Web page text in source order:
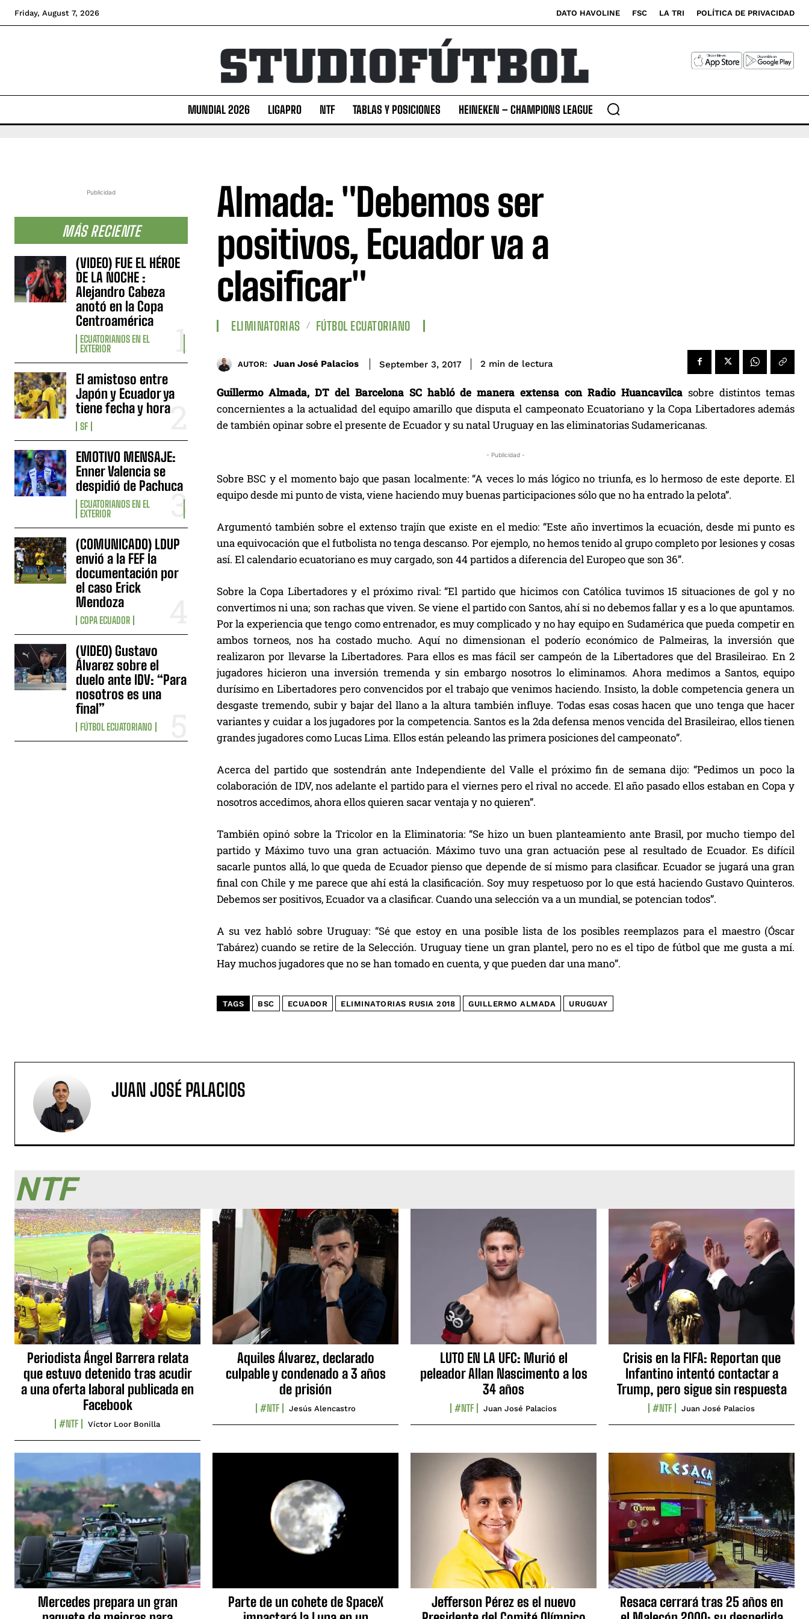
Friday, August 7, 2026 DATO HAVOLINE FSC LA TRI POLÍTICA DE PRIVACIDAD
MUNDIAL 2026 LIGAPRO NTF TABLAS Y POSICIONES HEINEKEN – CHAMPIONS LEAGUE
Publicidad
MÁS RECIENTE
(VIDEO) FUE EL HÉROE
DE LA NOCHE :
Alejandro Cabeza
anotó en la Copa
Centroamérica
ECUATORIANOS EN EL
EXTERIOR
El amistoso entre
Japón y Ecuador ya
tiene fecha y hora
SF
EMOTIVO MENSAJE:
Enner Valencia se
despidió de Pachuca
ECUATORIANOS EN EL
EXTERIOR
(COMUNICADO) LDUP
envió a la FEF la
documentación por
el caso Erick
Mendoza
COPA ECUADOR
(VIDEO) Gustavo
Álvarez sobre el
duelo ante IDV: “Para
nosotros es una
final”
FÚTBOL ECUATORIANO
Almada: "Debemos ser
positivos, Ecuador va a
clasificar"
ELIMINATORIAS FÚTBOL ECUATORIANO
AUTOR: Juan José Palacios September 3, 2017 2 min de lectura
Guillermo Almada, DT del Barcelona SC habló de manera extensa con Radio Huancavilcasobre distintos temas
concernientes a la actualidad del equipo amarillo que disputa el campeonato Ecuatoriano y la Copa Libertadores además
de también opinar sobre el presente de Ecuador y su natal Uruguay en las eliminatorias Sudamericanas.
- Publicidad -
Sobre BSC y el momento bajo que pasan localmente: “A veces lo más lógico no triunfa, es lo hermoso de este deporte. El
equipo desde mi punto de vista, viene haciendo muy buenas participaciones sólo que no ha entrado la pelota”.
Argumentó también sobre el extenso trajín que existe en el medio: “Este año invertimos la ecuación, desde mi punto es
una equivocación que el futbolista no tenga descanso. Por ejemplo, no hemos tenido al grupo completo por lesiones y cosas
así. El calendario ecuatoriano es muy cargado, son 44 partidos a diferencia del Europeo que son 36”.
Sobre la Copa Libertadores y el próximo rival: “El partido que hicimos con Católica tuvimos 15 situaciones de gol y no
convertimos ni una; son rachas que viven. Se viene el partido con Santos, ahí si no debemos fallar y es a lo que apuntamos.
Por la experiencia que tengo como entrenador, es muy complicado y no hay equipo en Sudamérica que pueda competir en
ambos torneos, nos ha costado mucho. Aquí no dimensionan el poderío económico de Palmeiras, la inversión que
realizaron por llevarse la Libertadores. Para ellos es mas fácil ser campeón de la Libertadores que del Brasileirao. En 2
jugadores hicieron una inversión tremenda y sin embargo nosotros lo eliminamos. Ahora medimos a Santos, equipo
durísimo en Libertadores pero convencidos por el trabajo que venimos haciendo. Insisto, la doble competencia genera un
desgaste tremendo, subir y bajar del llano a la altura también influye. Todas esas cosas hacen que uno tenga que hacer
variantes y cuidar a los jugadores por la competencia. Santos es la 2da defensa menos vencida del Brasileirao, ellos tienen
grandes jugadores como Lucas Lima. Ellos están peleando las primera posiciones del campeonato”.
Acerca del partido que sostendrán ante Independiente del Valle el próximo fin de semana dijo: “Pedimos un poco la
colaboración de IDV, nos adelante el partido para el viernes pero el rival no accede. El año pasado ellos estaban en Copa y
nosotros accedimos, ahora ellos quieren sacar ventaja y no quieren”.
También opinó sobre la Tricolor en la Eliminatoria: “Se hizo un buen planteamiento ante Brasil, por mucho tiempo del
partido y Máximo tuvo una gran actuación. Máximo tuvo una gran actuación pese al resultado de Ecuador. Es difícil
sacarle puntos allá, lo que queda de Ecuador pienso que depende de sí mismo para clasificar. Ecuador se jugará una gran
final con Chile y me parece que ahí está la clasificación. Soy muy respetuoso por lo que está haciendo Gustavo Quinteros.
Debemos ser positivos, Ecuador va a clasificar. Cuando una selección va a un mundial, se potencian todos”.
A su vez habló sobre Uruguay: “Sé que estoy en una posible lista de los posibles reemplazos para el maestro (Óscar
Tabárez) cuando se retire de la Selección. Uruguay tiene un gran plantel, pero no es el tipo de fútbol que me gusta a mí.
Hay muchos jugadores que no se han tomado en cuenta, y que pueden dar una mano”.
TAGS BSC ECUADOR ELIMINATORIAS RUSIA 2018 GUILLERMO ALMADA URUGUAY
JUAN JOSÉ PALACIOS
NTF
Periodista Ángel Barrera relata
que estuvo detenido tras acudir
a una oferta laboral publicada en
Facebook
#NTF Víctor Loor Bonilla
Aquiles Álvarez, declarado
culpable y condenado a 3 años
de prisión
#NTF Jesús Alencastro
LUTO EN LA UFC: Murió el
peleador Allan Nascimento a los
34 años
#NTF Juan José Palacios
Crisis en la FIFA: Reportan que
Infantino intentó contactar a
Trump, pero sigue sin respuesta
#NTF Juan José Palacios
Mercedes prepara un gran
Parte de un cohete de SpaceX
Jefferson Pérez es el nuevo
Resaca cerrará tras 25 años en